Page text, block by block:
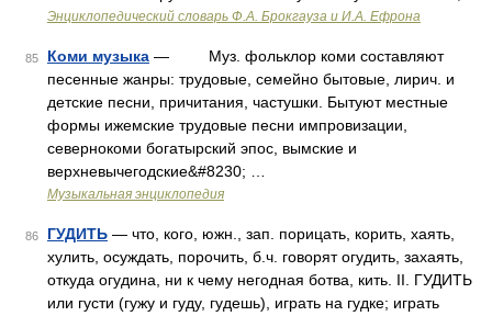
Энциклопедический словарь Ф.А. Брокгауза и И.А. Ефрона
85 Коми музыка — Муз. фольклор коми составляют
песенные жанры: трудовые, семейно бытовые, лирич. и
детские песни, причитания, частушки. Бытуют местные
формы ижемские трудовые песни импровизации,
севернокоми богатырский эпос, вымские и
верхневычегодские&#8230; …
Музыкальная энциклопедия
86 ГУДИТЬ — что, кого, южн., зап. порицать, корить, хаять,
хулить, осуждать, порочить, б.ч. говорят огудить, захаять,
откуда огудина, ни к чему негодная ботва, кить. II. ГУДИТЬ
или густи (гужу и гуду, гудешь), играть на гудке; играть